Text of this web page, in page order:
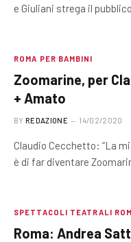
e Giuliani strega il
ROMA PER BAMBINI
Zoomarine, per
+ Amato
BY REDAZIONE 14/02/2020
Claudio Cecchetto: “La
è di far diventare
SPETTACOLI TEATRALI
Roma: Andrea